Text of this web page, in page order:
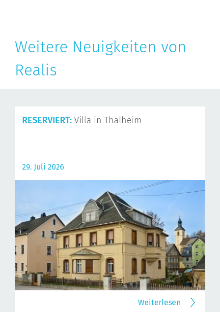
Weitere Neuigkeiten von
Realis
RESERVIERT: Villa in Thalheim
29. Juli 2026
Weiterlesen